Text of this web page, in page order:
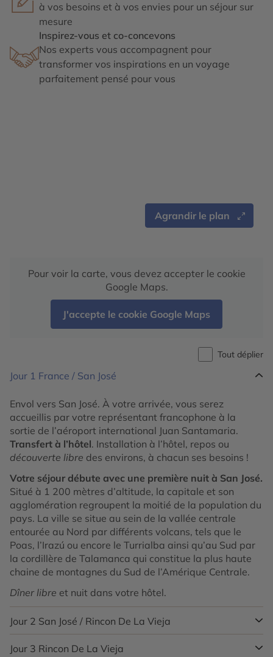
à vos besoins et à vos envies pour un séjour sur
mesure
Inspirez-vous et co-concevons
Nos experts vous accompagnent pour
transformer vos inspirations en un voyage
parfaitement pensé pour vous
Agrandir le plan
Pour voir la carte, vous devez accepter le cookie
Google Maps.
J'accepte le cookie Google Maps
Tout déplier
Jour 1 France / San José
Envol vers San José. À votre arrivée, vous serez
accueillis par votre représentant francophone à la
sortie de l’aéroport international Juan Santamaria.
Transfert à l’hôtel. Installation à l’hôtel, repos ou
découverte libre des environs, à chacun ses besoins !
Votre séjour débute avec une première nuit à San José.
Situé à 1 200 mètres d’altitude, la capitale et son
agglomération regroupent la moitié de la population du
pays. La ville se situe au sein de la vallée centrale
entourée au Nord par différents volcans, tels que le
Poas, l’Irazú ou encore le Turrialba ainsi qu’au Sud par
la cordillère de Talamanca qui constitue la plus haute
chaine de montagnes du Sud de l’Amérique Centrale.
Dîner libre et nuit dans votre hôtel.
Jour 2 San José / Rincon De La Vieja
Après votre petit-déjeuner, prise en main de votre
Jour 3 Rincon De La Vieja